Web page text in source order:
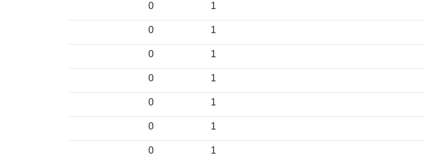
1
0
1
0
1
0
1
0
1
0
1
0
1
0